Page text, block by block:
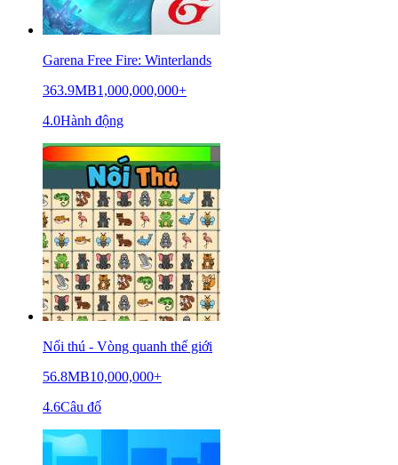
Garena Free Fire: Winterlands
363.9MB1,000,000,000+
4.0Hành động
Nối thú - Vòng quanh thế giới
56.8MB10,000,000+
4.6Câu đố